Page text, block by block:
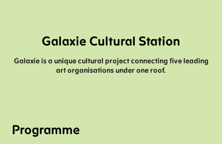
Galaxie Cultural Station
Galaxie is a unique cultural project connecting five leading
art organisations under one roof.
Programme